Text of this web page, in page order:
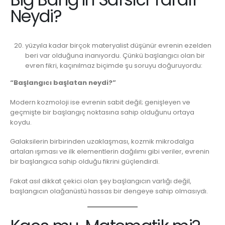
Neydi?
yüzyıla kadar birçok materyalist düşünür evrenin ezelden
beri var olduğuna inanıyordu. Çünkü başlangıcı olan bir
evren fikri, kaçınılmaz biçimde şu soruyu doğuruyordu:
“Başlangıcı başlatan neydi?”
Modern kozmoloji ise evrenin sabit değil; genişleyen ve
geçmişte bir başlangıç noktasına sahip olduğunu ortaya
koydu.
Galaksilerin birbirinden uzaklaşması, kozmik mikrodalga
artalan ışıması ve ilk elementlerin dağılımı gibi veriler, evrenin
bir başlangıca sahip olduğu fikrini güçlendirdi.
Fakat asıl dikkat çekici olan şey başlangıcın varlığı değil,
başlangıcın olağanüstü hassas bir dengeye sahip olmasıydı.